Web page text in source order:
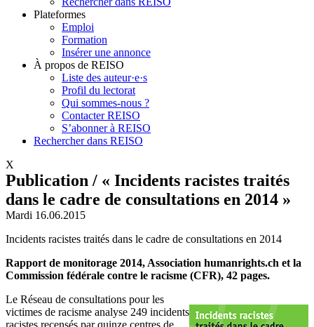
Plateformes
Emploi
Formation
Insérer une annonce
À propos de REISO
Liste des auteur·e·s
Profil du lectorat
Qui sommes-nous ?
Contacter REISO
S’abonner à REISO
Rechercher dans REISO
X
Publication / « Incidents racistes traités
dans le cadre de consultations en 2014 »
Mardi 16.06.2015
Incidents racistes traités dans le cadre de consultations en 2014
Rapport de monitorage 2014, Association humanrights.ch et la
Commission fédérale contre le racisme (CFR), 42 pages.
Le Réseau de consultations pour les
victimes de racisme analyse 249 incidents
racistes recensés par quinze centres de